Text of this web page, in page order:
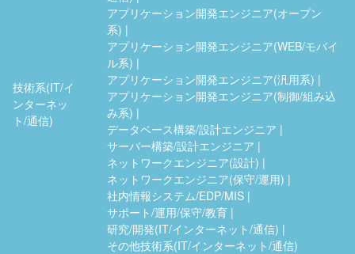
技術系(IT/イ
ンターネッ
ト/通信)
アプリケーション開発エンジニア(オープン
系)
アプリケーション開発エンジニア(WEB/モバイ
ル系)
アプリケーション開発エンジニア(汎用系)
アプリケーション開発エンジニア(制御/組み込
み系)
データベース構築/設計エンジニア
サーバー構築/設計エンジニア
ネットワークエンジニア(設計)
ネットワークエンジニア(保守/運用)
社内情報システム/EDP/MIS
サポート/運用/保守/教育
研究/開発(IT/インターネット/通信)
その他技術系(IT/インターネット/通信)